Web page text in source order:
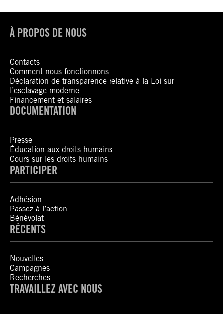
À PROPOS DE NOUS
Contacts
Comment nous fonctionnons
Déclaration de transparence relative à la Loi sur
l’esclavage moderne
Financement et salaires
DOCUMENTATION
Presse
Éducation aux droits humains
Cours sur les droits humains
PARTICIPER
Adhésion
Passez à l’action
Bénévolat
RÉCENTS
Nouvelles
Campagnes
Recherches
TRAVAILLEZ AVEC NOUS